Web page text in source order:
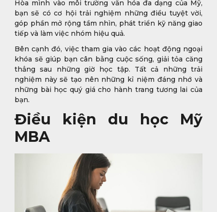
Hòa mình vào môi trường văn hóa đa dạng của Mỹ,
bạn sẽ có cơ hội trải nghiệm những điều tuyệt vời,
góp phần mở rộng tầm nhìn, phát triển kỹ năng giao
tiếp và làm việc nhóm hiệu quả.
Bên cạnh đó, việc tham gia vào các hoạt động ngoại
khóa sẽ giúp bạn cân bằng cuộc sống, giải tỏa căng
thẳng sau những giờ học tập. Tất cả những trải
nghiệm này sẽ tạo nên những kỉ niệm đáng nhớ và
những bài học quý giá cho hành trang tương lai của
bạn.
Điều kiện du học Mỹ
MBA